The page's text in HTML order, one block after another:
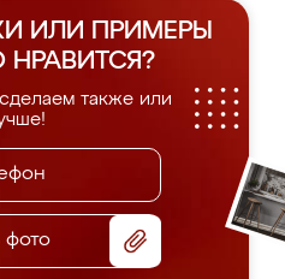
ИЛИ ПРИМЕРЫ
НРАВИТСЯ?
также или
фото